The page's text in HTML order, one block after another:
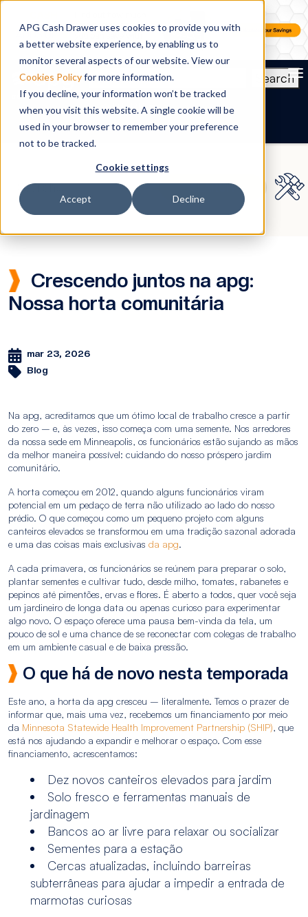
APG Cash Drawer uses cookies to provide you with
a better website experience, by enabling us to
monitor several aspects of our website. View our
Cookies Policyfor more information.
If you decline, your information won’t be tracked
when you visit this website. A single cookie will be
used in your browser to remember your preference
not to be tracked.
Cookie settings
Accept Decline
Search
PT-BR
Crescendo juntos na apg:
Nossa horta comunitária
mar 23, 2026
Blog
Na apg, acreditamos que um ótimo local de trabalho cresce a partir
do zero – e, às vezes, isso começa com uma semente. Nos arredores
da nossa sede em Minneapolis, os funcionários estão sujando as mãos
da melhor maneira possível: cuidando do nosso próspero jardim
comunitário.
A horta começou em 2012, quando alguns funcionários viram
potencial em um pedaço de terra não utilizado ao lado do nosso
prédio. O que começou como um pequeno projeto com alguns
canteiros elevados se transformou em uma tradição sazonal adorada
e uma das coisas mais exclusivas da apg.
A cada primavera, os funcionários se reúnem para preparar o solo,
plantar sementes e cultivar tudo, desde milho, tomates, rabanetes e
pepinos até pimentões, ervas e flores. É aberto a todos, quer você seja
um jardineiro de longa data ou apenas curioso para experimentar
algo novo. O espaço oferece uma pausa bem-vinda da tela, um
pouco de sol e uma chance de se reconectar com colegas de trabalho
em um ambiente casual e de baixa pressão.
O que há de novo nesta temporada
Este ano, a horta da apg cresceu – literalmente. Temos o prazer de
informar que, mais uma vez, recebemos um financiamento por meio
da Minnesota Statewide Health Improvement Partnership (SHIP), que
está nos ajudando a expandir e melhorar o espaço. Com esse
financiamento, acrescentamos:
Dez novos canteiros elevados para jardim
Solo fresco e ferramentas manuais de
jardinagem
Bancos ao ar livre para relaxar ou socializar
Sementes para a estação
Cercas atualizadas, incluindo barreiras
subterrâneas para ajudar a impedir a entrada de
marmotas curiosas